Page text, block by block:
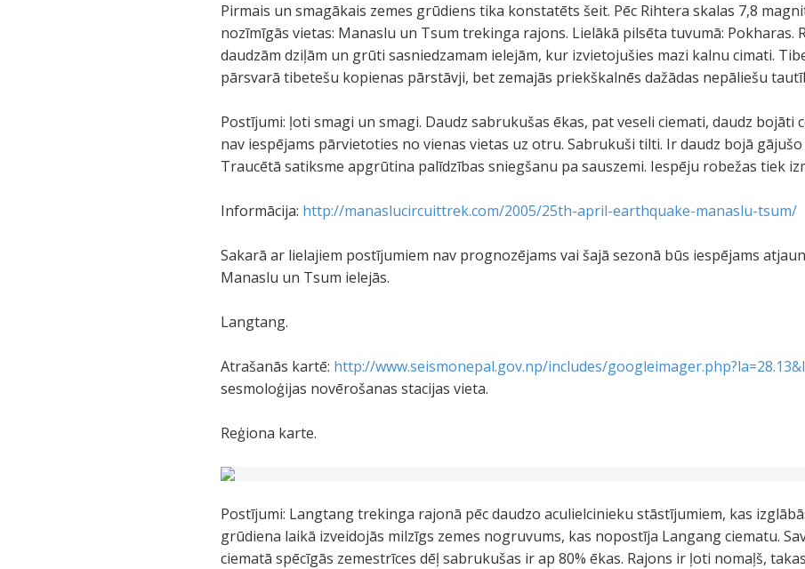
Pirmais un smagākais zemes grūdiens tika konstatēts šeit. Pēc Rihtera skalas 7,8
nozīmīgās vietas: Manaslu un Tsum trekinga rajons. Lielākā pilsēta tuvumā: Pokharas.
daudzām dziļām un grūti sasniedzamam ielejām, kur izvietojušies mazi kalnu cimati.
pārsvarā tibetešu kopienas pārstāvji, bet zemajās priekškalnēs dažādas nepāliešu
Postījumi: ļoti smagi un smagi. Daudz sabrukušas ēkas, pat veseli ciemati, daudz bojāti
nav iespējams pārvietoties no vienas vietas uz otru. Sabrukuši tilti. Ir daudz bojā
Traucētā satiksme apgrūtina palīdzības sniegšanu pa sauszemi. Iespēju robežas tiek
Informācija: http://manaslucircuittrek.com/2005/25th-april-earthquake-manaslu-tsum/
Sakarā ar lielajiem postījumiem nav prognozējams vai šajā sezonā būs iespējams
Manaslu un Tsum ielejās.
Langtang.
Atrašanās kartē: http://www.seismonepal.gov.np/includes/
sesmoloģijas novērošanas stacijas vieta.
Reģiona karte.
Postījumi: Langtang trekinga rajonā pēc daudzo aculielcinieku stāstījumiem, kas
grūdiena laikā izveidojās milzīgs zemes nogruvums, kas nopostīja Langang ciematu.
ciematā spēcīgās zemestrīces dēļ sabrukušas ir ap 80% ēkas. Rajons ir ļoti nomaļš,